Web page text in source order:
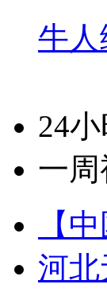
牛
24
一
【
河北